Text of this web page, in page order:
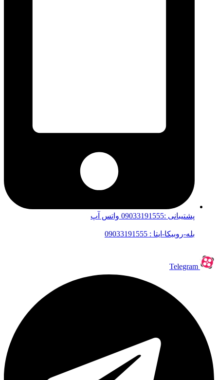
پشتیبانی :09033191555 واتس آپ
بله-روبیکا-ایتا : 09033191555
Telegram